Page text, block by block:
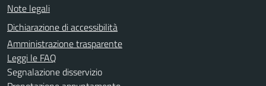
Note legali
Dichiarazione di accessibilità
Amministrazione trasparente
Leggi le FAQ
Segnalazione disservizio